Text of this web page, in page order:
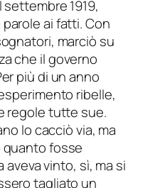
1919,
parole ai fatti. Con
marciò su
che il governo
più di un anno
ribelle,
regole tutte sue.
lo cacciò via, ma
fosse
aveva vinto, sì, ma si
tagliato un